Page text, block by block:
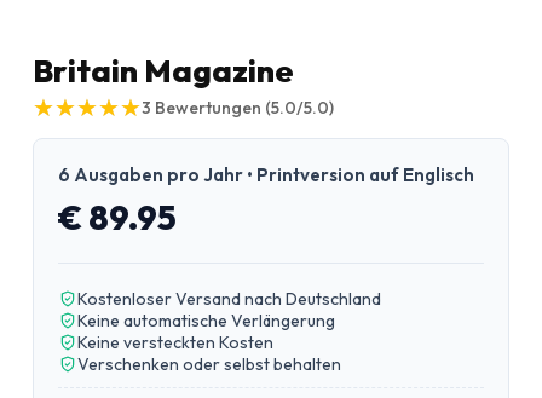
Britain Magazine
★
★★
★★
★★
★★
★3 Bewertungen (5.0/5.0)
6 Ausgaben pro Jahr • Printversion auf Englisch
€ 89.95
Kostenloser Versand nach Deutschland
Keine automatische Verlängerung
Keine versteckten Kosten
Verschenken oder selbst behalten